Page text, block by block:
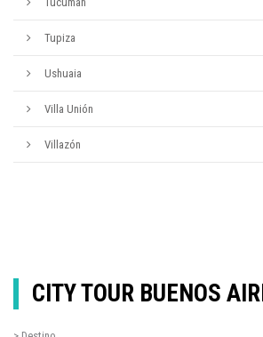
Tupiza
Ushuaia
Villa Unión
Villazón
CITY TOUR BUENOS